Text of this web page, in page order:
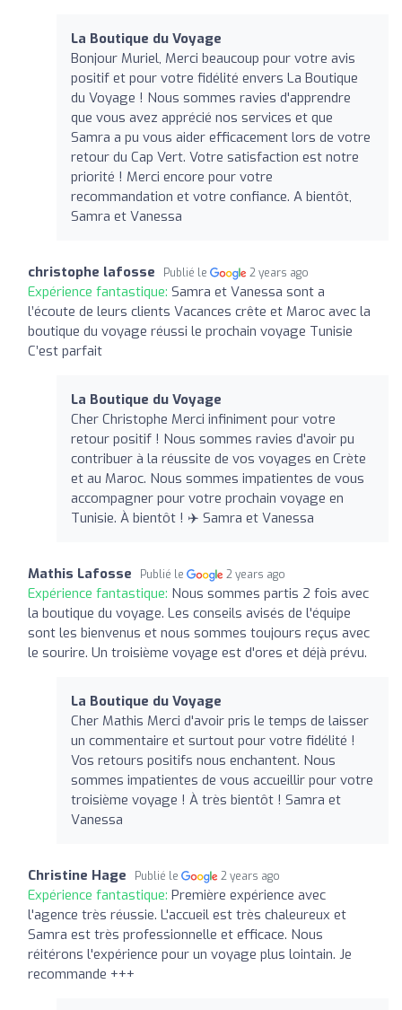
La Boutique du Voyage
Bonjour Muriel, Merci beaucoup pour votre avis
positif et pour votre fidélité envers La Boutique
du Voyage ! Nous sommes ravies d'apprendre
que vous avez apprécié nos services et que
Samra a pu vous aider efficacement lors de votre
retour du Cap Vert. Votre satisfaction est notre
priorité ! Merci encore pour votre
recommandation et votre confiance. A bientôt,
Samra et Vanessa
christophe lafosse Publié le 2 years ago
Expérience fantastique: Samra et Vanessa sont a
l’écoute de leurs clients Vacances crête et Maroc avec la
boutique du voyage réussi le prochain voyage Tunisie
C’est parfait
La Boutique du Voyage
Cher Christophe Merci infiniment pour votre
retour positif ! Nous sommes ravies d'avoir pu
contribuer à la réussite de vos voyages en Crète
et au Maroc. Nous sommes impatientes de vous
accompagner pour votre prochain voyage en
Tunisie. À bientôt ! ✈️ Samra et Vanessa
Mathis Lafosse Publié le 2 years ago
Expérience fantastique: Nous sommes partis 2 fois avec
la boutique du voyage. Les conseils avisés de l'équipe
sont les bienvenus et nous sommes toujours reçus avec
le sourire. Un troisième voyage est d'ores et déjà prévu.
La Boutique du Voyage
Cher Mathis Merci d'avoir pris le temps de laisser
un commentaire et surtout pour votre fidélité !
Vos retours positifs nous enchantent. Nous
sommes impatientes de vous accueillir pour votre
troisième voyage ! À très bientôt ! Samra et
Vanessa
Christine Hage Publié le 2 years ago
Expérience fantastique: Première expérience avec
l'agence très réussie. L'accueil est très chaleureux et
Samra est très professionnelle et efficace. Nous
réitérons l'expérience pour un voyage plus lointain. Je
recommande +++